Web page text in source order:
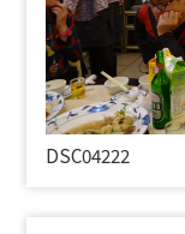
DSC04222